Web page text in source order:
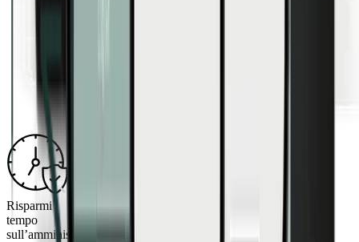
Risparmi
tempo
sull’amministrazione